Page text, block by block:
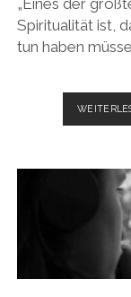
„Eines der
Spiritualität ist,
tun haben